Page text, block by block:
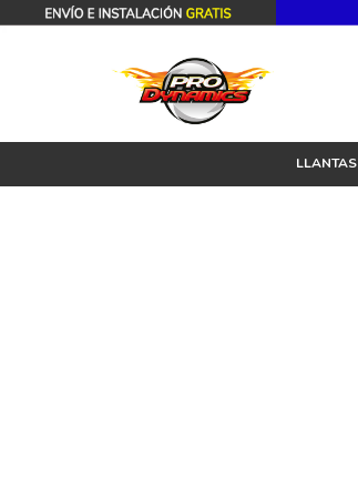
LLANTAS